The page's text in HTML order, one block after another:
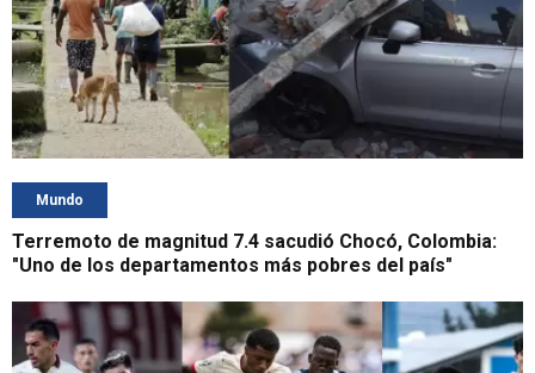
Mundo
Terremoto de magnitud 7.4 sacudió Chocó, Colombia:
"Uno de los departamentos más pobres del país"